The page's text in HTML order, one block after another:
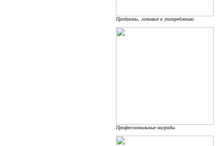
Продукты, готовые к употреблению
Профессиональные награды